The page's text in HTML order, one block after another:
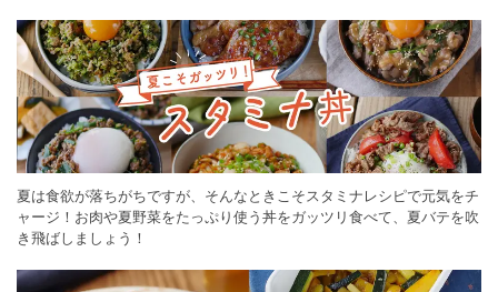
夏は食欲が落ちがちですが、そんなときこそスタミナレシピで元気をチ
ャージ！お肉や夏野菜をたっぷり使う丼をガッツリ食べて、夏バテを吹
き飛ばしましょう！